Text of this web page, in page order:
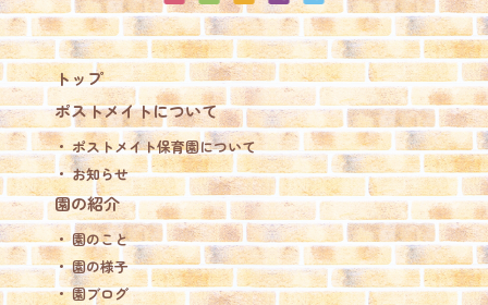
トップ
ポストメイトについて
ポストメイト保育園について
お知らせ
園の紹介
園のこと
園の様子
園ブログ